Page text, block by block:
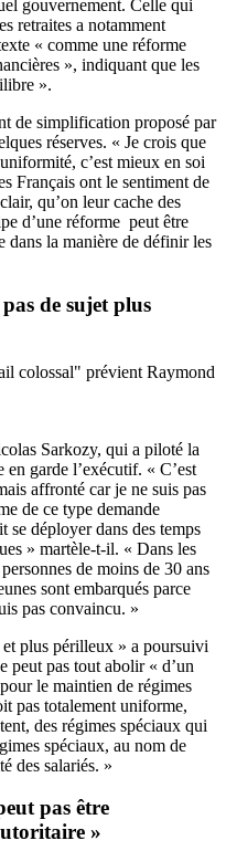
gouvernement. Celle qui
retraites a notamment
« comme une réforme
», indiquant que les
».
de simplification proposé par
réserves. « Je crois que
c’est mieux en soi
Français ont le sentiment de
qu’on leur cache des
d’une réforme peut être
dans la manière de définir les
de sujet plus
colossal" prévient Raymond
Sarkozy, qui a piloté la
garde l’exécutif. « C’est
affronté car je ne suis pas
de ce type demande
se déployer dans des temps
» martèle-t-il. « Dans les
de moins de 30 ans
sont embarqués parce
pas convaincu. »
plus périlleux » a poursuivi
peut pas tout abolir « d’un
le maintien de régimes
pas totalement uniforme,
des régimes spéciaux qui
spéciaux, au nom de
des salariés. »
pas être
»